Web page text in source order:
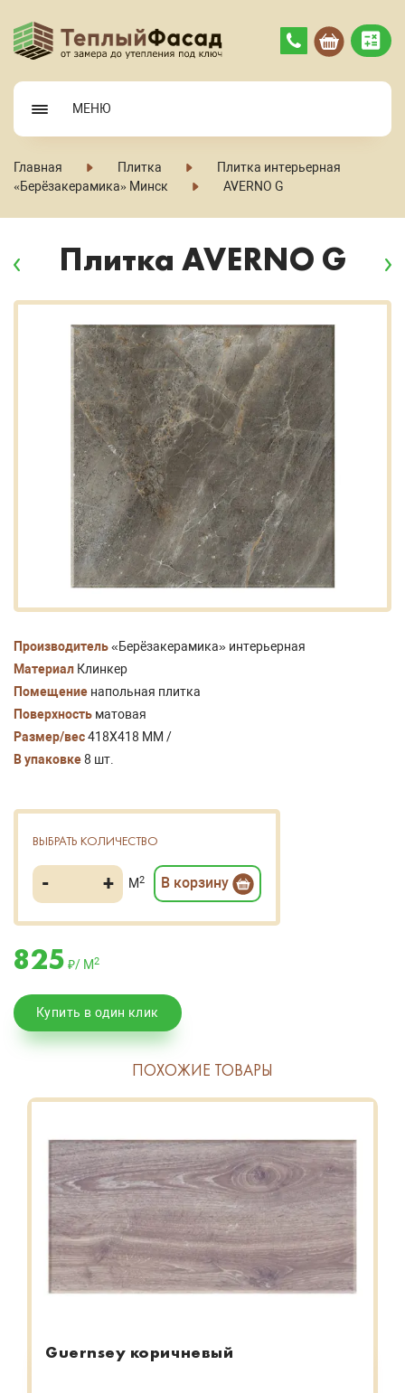
МЕНЮ
Главная Плитка
Плитка интерьерная
«Берёзакерамика» Минск
AVERNO G
Плитка AVERNO G
Производитель«Берёзакерамика» интерьерная
Материал Клинкер
Помещение напольная плитка
Поверхность матовая
Размер/вес418Х418 ММ /
В упаковке8 шт.
ВЫБРАТЬ КОЛИЧЕСТВО
- + М2 В корзину
825 ₽/ М2
Купить в один клик
ПОХОЖИЕ ТОВАРЫ
Guernsey коричневый